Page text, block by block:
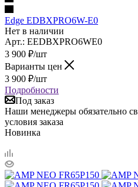
Edge EDBXPRO6W-E0
Нет в наличии
Арт.: EEDBXPRO6WE0
3 900 ₽/шт
Варианты цен
3 900 ₽/шт
Подробности
Под заказ
Наши менеджеры обязательно
условия заказа
Новинка